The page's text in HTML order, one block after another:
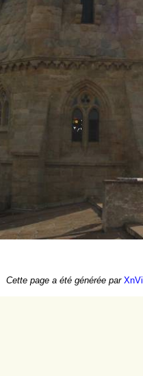
Cette page a été générée par